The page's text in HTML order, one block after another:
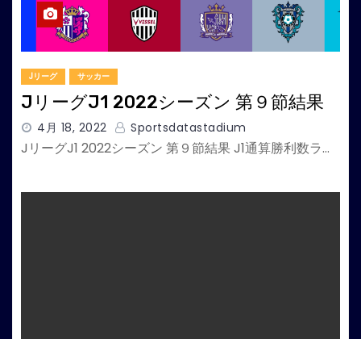
Jリーグ サッカー
JリーグJ1 2022シーズン 第９節結果
4月 18, 2022 Sportsdatastadium
JリーグJ1 2022シーズン 第９節結果 J1通算勝利数ラ…